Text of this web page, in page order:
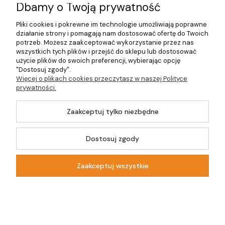
©2026 Wszelkie Prawa Zastrzeżone | DOM-OGRÓD-HOBBY.PL
Szablon Master byEcommercy
Pokaż pełną wersję strony
Sklep internetowy Shoper.pl
Dbamy o Twoją prywatność
Pliki cookies i pokrewne im technologie umożliwiają poprawne
działanie strony i pomagają nam dostosować ofertę do Twoich
potrzeb. Możesz zaakceptować wykorzystanie przez nas
wszystkich tych plików i przejść do sklepu lub dostosować
użycie plików do swoich preferencji, wybierając opcję
"Dostosuj zgody".
Więcej o plikach cookies przeczytasz w naszej Polityce
prywatności.
Zaakceptuj tylko niezbędne
Dostosuj zgody
Zaakceptuj wszystkie